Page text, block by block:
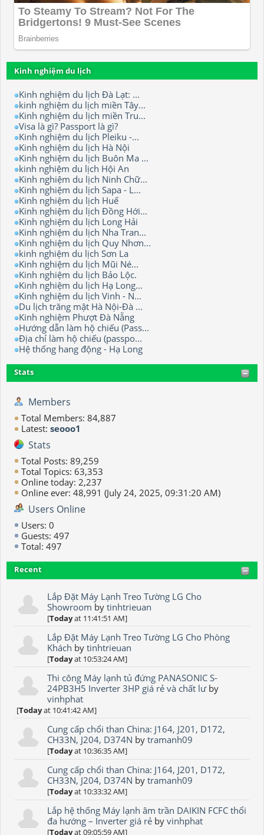
Kinh nghiệm du lịch
Kinh nghiệm du lịch Đà Lạt: ...
kinh nghiệm du lịch miền Tây...
Kinh nghiệm du lịch miền Tru...
Visa là gì? Passport là gì?
Kinh nghiệm du lịch Pleiku -...
Kinh nghiệm du lịch Hà Nội
Kinh nghiệm du lịch Buôn Ma ...
kinh nghiệm du lịch Hội An
Kinh nghiệm du lịch Ninh Chữ...
Kinh nghiệm du lịch Sapa - L...
Kinh nghiệm du lịch Huế
Kinh nghiệm du lịch Đồng Hới...
Kinh nghiệm du lịch Long Hải
Kinh nghiệm du lịch Nha Tran...
Kinh nghiệm du lịch Quy Nhơn...
kinh nghiệm du lịch Sơn La
Kinh nghiệm du lịch Mũi Né...
Kinh nghiệm du lịch Bảo Lộc.
Kinh nghiệm du lịch Hạ Long...
Kinh nghiệm du lịch Vinh - N...
Du lịch trăng mật Hà Nội-Đà ...
Kinh nghiệm Phượt Đà Nẵng
Hướng dẫn làm hộ chiếu (Pass...
Địa chỉ làm hộ chiếu (passpo...
Hệ thống hang động - Hạ Long
Stats
Members
Total Members: 84,887
Latest: seooo1
Stats
Total Posts: 89,259
Total Topics: 63,353
Online today: 2,237
Online ever: 48,991 (July 24, 2025, 09:31:20 AM)
Users Online
Users: 0
Guests: 497
Total: 497
Recent
Lắp Đặt Máy Lạnh Treo Tường LG Cho
Showroom bytinhtrieuan
[Todayat 11:41:51 AM]
Lắp Đặt Máy Lạnh Treo Tường LG Cho Phòng
Khách bytinhtrieuan
[Todayat 10:53:24 AM]
Thi công Máy lạnh tủ đứng PANASONIC S-
24PB3H5 Inverter 3HP giá rẻ và chất lưby
vinhphat
[Todayat 10:41:42 AM]
Cung cấp chổi than China: J164, J201, D172,
CH33N, J204, D374N bytramanh09
[Todayat 10:36:35 AM]
Cung cấp chổi than China: J164, J201, D172,
CH33N, J204, D374N bytramanh09
[Todayat 10:33:32 AM]
Lắp hệ thống Máy lạnh âm trần DAIKIN FCFC thổi
đa hướng – Inverter giá rẻ byvinhphat
[Todayat 09:05:59 AM]